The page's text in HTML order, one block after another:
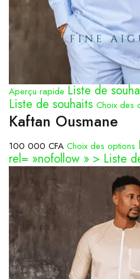
Aperçu rapide Liste de
Liste de souhaits Choix des
Kaftan Ousmane
100 000 CFA Choix des options
rel= »nofollow » > Liste